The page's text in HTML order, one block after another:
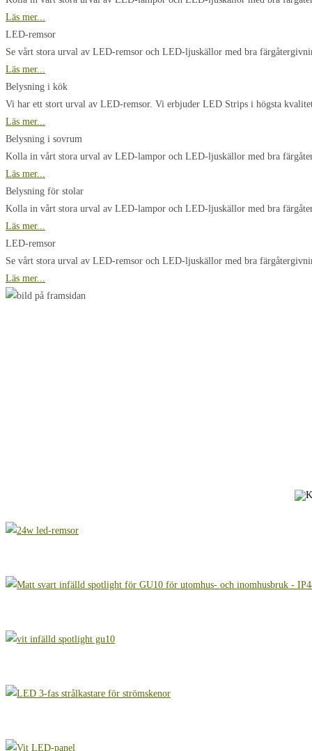
Läs mer...
LED-remsor
Se vårt stora urval av LED-remsor och LED-ljuskällor med bra
Läs mer...
Belysning i kök
Vi har ett stort urval av LED-remsor. Vi erbjuder LED Strips i högsta
Läs mer...
Belysning i sovrum
Kolla in vårt stora urval av LED-lampor och LED-ljuskällor med bra
Läs mer...
Belysning för stolar
Kolla in vårt stora urval av LED-lampor och LED-ljuskällor med bra
Läs mer...
LED-remsor
Se vårt stora urval av LED-remsor och LED-ljuskällor med bra
Läs mer...